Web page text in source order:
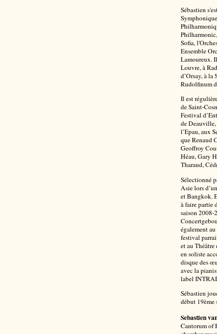
Sébastien
Sofia,
Ensemble
Lamoureux.
Louvre, à
d’Orsay, à la
Rudolfinum
Il est
de Saint-
Festival
de Deauville,
l’Epau, aux
que Renaud
Geoffroy
Héau, Gary
Tharaud,
Sélectionné
Asie lors
et Bangkok.
à faire partie
saison 2008-
également
festival
et au Théâtre
en soliste
disque des
avec la
label
Sébastien
début 19ème
Sebastien
Cantorum of